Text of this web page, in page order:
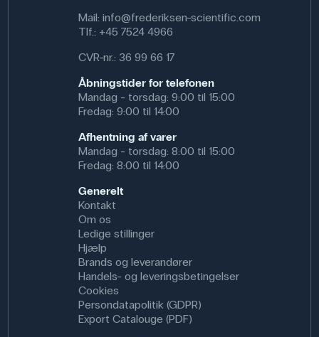
Vægt (g): 20 g
Mail: info@frederiksen-scientific.com
Tlf.: +45 7524 4966
CVR-nr.: 36 99 66 17
Åbningstider for telefonen
Mandag - torsdag: 9:00 til 15:00
Fredag: 9:00 til 14:00
Afhentning af varer
Mandag - torsdag: 8:00 til 15:00
Fredag: 8:00 til 14:00
Generelt
Kontakt
Om os
Ledige stillinger
Hjælp
Brands og leverandører
Handels- og leveringsbetingelser
Cookies
Persondatapolitik (GDPR)
Export Catalouge (PDF)